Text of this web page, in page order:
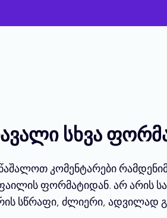
სხვა
კომენტარები
ფორმატიდან. არ არის
სწრაფი, ძლიერი, ადვილად